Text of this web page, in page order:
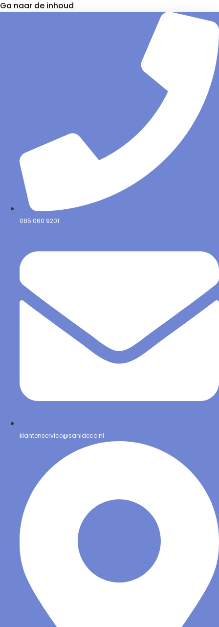
Ga naar de inhoud
085 060 9201
klantenservice@sanideco.nl